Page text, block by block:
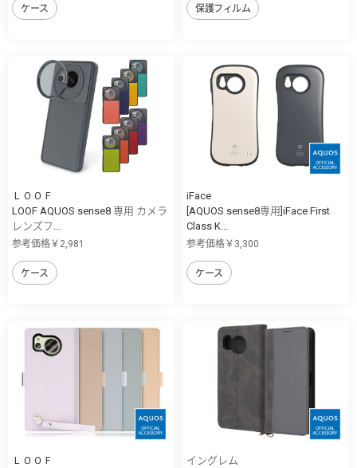
ケース 保護フィルム
ＬＯＯＦ
LOOF AQUOS sense8 専用 カメラ
レンズフ...
参考価格￥2,981
ケース
iFace
[AQUOS sense8専用]iFace First
Class K...
参考価格￥3,300
ケース
ＬＯＯＦ
イングレム